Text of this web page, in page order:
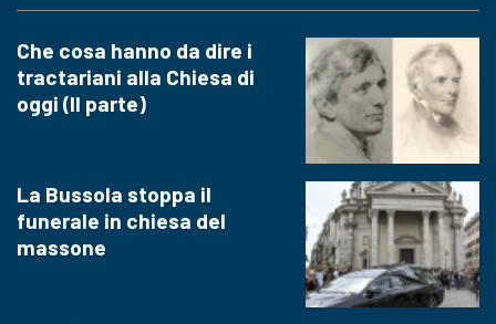
Che cosa hanno da dire i
tractariani alla Chiesa di
oggi (II parte)
La Bussola stoppa il
funerale in chiesa del
massone